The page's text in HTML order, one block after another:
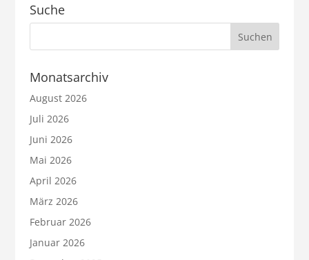
Suche
Monatsarchiv
August 2026
Juli 2026
Juni 2026
Mai 2026
April 2026
März 2026
Februar 2026
Januar 2026